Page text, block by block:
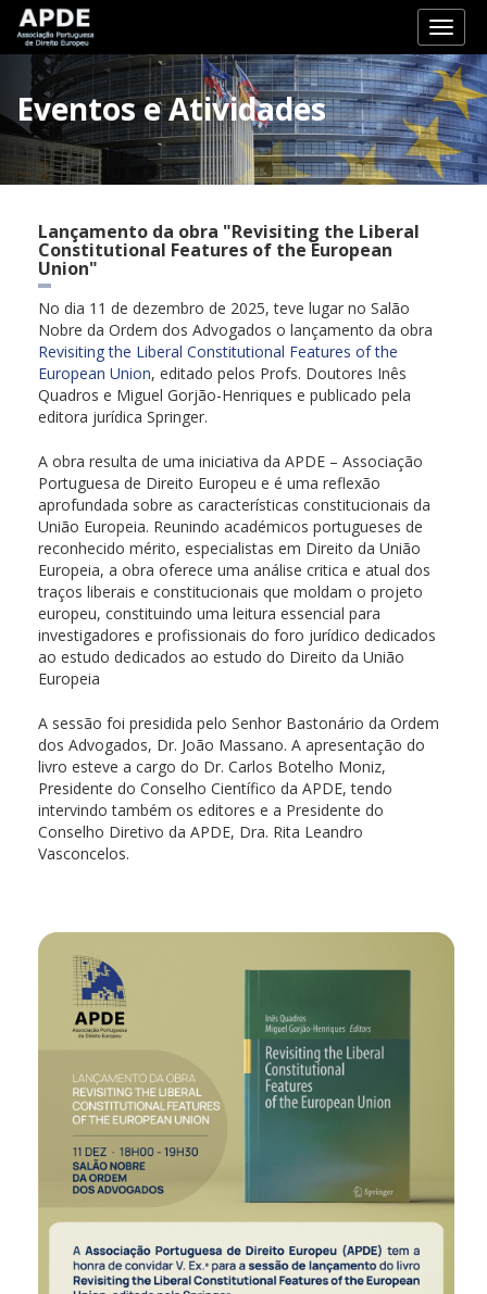
Eventos e Atividades
Lançamento da obra "Revisiting the Liberal
Constitutional Features of the European
Union"
No dia 11 de dezembro de 2025, teve lugar no Salão
Nobre da Ordem dos Advogados o lançamento da obra
Revisiting the Liberal Constitutional Features of the
European Union, editado pelos Profs. Doutores Inês
Quadros e Miguel Gorjão-Henriques e publicado pela
editora jurídica Springer.
A obra resulta de uma iniciativa da APDE – Associação
Portuguesa de Direito Europeu e é uma reflexão
aprofundada sobre as características constitucionais da
União Europeia. Reunindo académicos portugueses de
reconhecido mérito, especialistas em Direito da União
Europeia, a obra oferece uma análise critica e atual dos
traços liberais e constitucionais que moldam o projeto
europeu, constituindo uma leitura essencial para
investigadores e profissionais do foro jurídico dedicados
ao estudo dedicados ao estudo do Direito da União
Europeia
A sessão foi presidida pelo Senhor Bastonário da Ordem
dos Advogados, Dr. João Massano. A apresentação do
livro esteve a cargo do Dr. Carlos Botelho Moniz,
Presidente do Conselho Científico da APDE, tendo
intervindo também os editores e a Presidente do
Conselho Diretivo da APDE, Dra. Rita Leandro
Vasconcelos.